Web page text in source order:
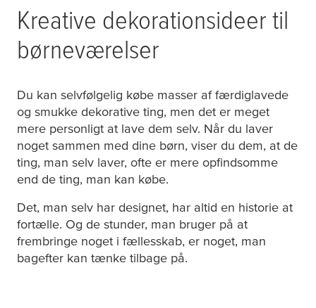
Kreative dekorationsideer til
børneværelser
Du kan selvfølgelig købe masser af færdiglavede
og smukke dekorative ting, men det er meget
mere personligt at lave dem selv. Når du laver
noget sammen med dine børn, viser du dem, at de
ting, man selv laver, ofte er mere opfindsomme
end de ting, man kan købe.
Det, man selv har designet, har altid en historie at
fortælle. Og de stunder, man bruger på at
frembringe noget i fællesskab, er noget, man
bagefter kan tænke tilbage på.